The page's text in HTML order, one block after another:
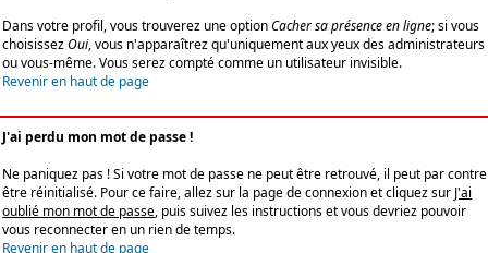
Dans votre profil, vous trouverez une optionCacher sa présence en ligne; si vous
choisissezOui, vous n'apparaîtrez qu'uniquement aux yeux des administrateurs
ou vous-même. Vous serez compté comme un utilisateur invisible.
Revenir en haut de page
J'ai perdu mon mot de passe !
Ne paniquez pas ! Si votre mot de passe ne peut être retrouvé, il peut par contre
être réinitialisé. Pour ce faire, allez sur la page de connexion et cliquez sur J'ai
oublié mon mot de passe, puis suivez les instructions et vous devriez pouvoir
vous reconnecter en un rien de temps.
Revenir en haut de page